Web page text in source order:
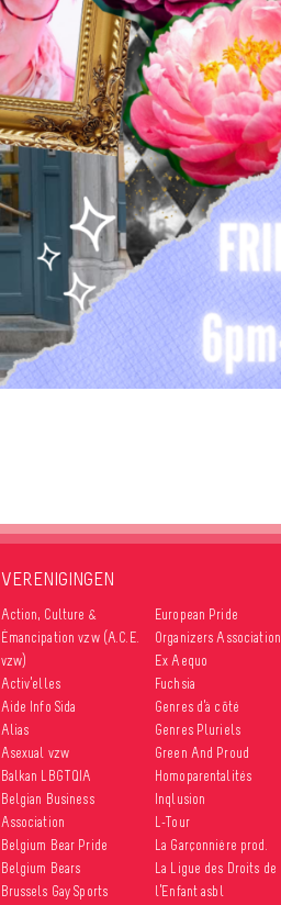
VERENIGINGEN
Action, Culture &
Émancipation vzw (A.C.E.
vzw)
Activ’elles
Aide Info Sida
Alias
Asexual vzw
Balkan LBGTQIA
Belgian Business
Association
Belgium Bear Pride
Belgium Bears
Brussels Gay Sports
European Pride
Organizers Association
Ex Aequo
Fuchsia
Genres d’à côté
Genres Pluriels
Green And Proud
Homoparentalités
Inqlusion
L-Tour
La Garçonnière prod.
La Ligue des Droits de
l’Enfant asbl